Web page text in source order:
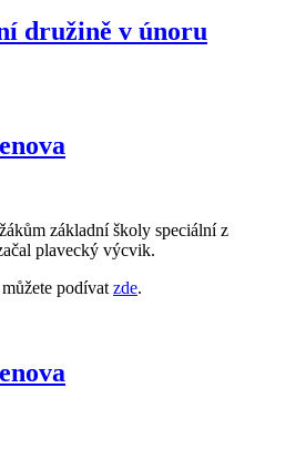
družině v únoru
základní školy speciální z
plavecký výcvik.
podívat zde.